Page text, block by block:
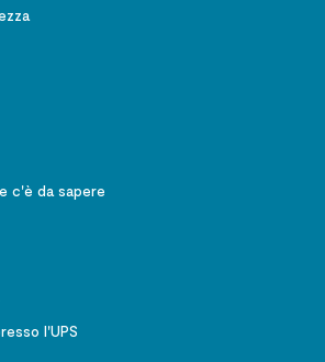
c'è da sapere
l'UPS